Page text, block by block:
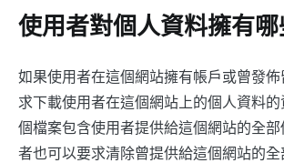
使用者對個人資料擁有
如果使用者在這個網站擁有帳戶或曾發
求下載使用者在這個網站上的個人資料
個檔案包含使用者提供給這個網站的全部
者也可以要求清除曾提供給這個網站的